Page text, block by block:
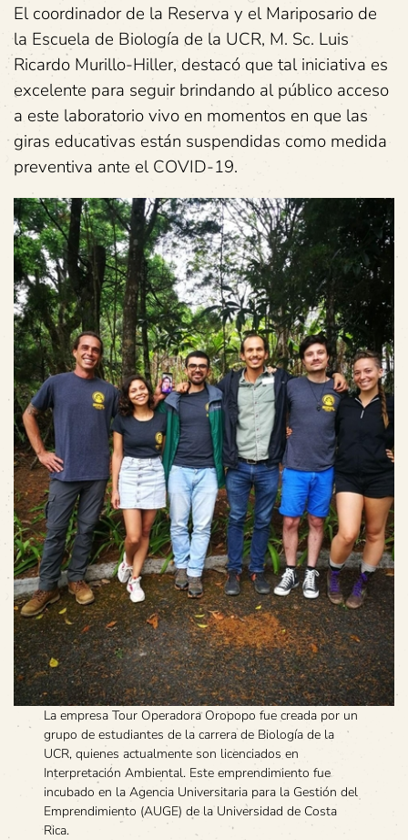
El coordinador de la Reserva y el Mariposario de
la Escuela de Biología de la UCR, M. Sc. Luis
Ricardo Murillo-Hiller, destacó que tal iniciativa es
excelente para seguir brindando al público acceso
a este laboratorio vivo en momentos en que las
giras educativas están suspendidas como medida
preventiva ante el COVID-19.
La empresa Tour Operadora Oropopo fue creada por un
grupo de estudiantes de la carrera de Biología de la
UCR, quienes actualmente son licenciados en
Interpretación Ambiental. Este emprendimiento fue
incubado en la Agencia Universitaria para la Gestión del
Emprendimiento (AUGE) de la Universidad de Costa
Rica.